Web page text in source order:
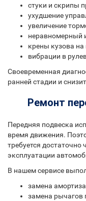
стуки и скрипы
ухудшение
увеличение
неравномерный
крены кузова на
вибрации в
Своевременная
ранней стадии и
Ремонт
Передняя подвеска
время движения.
требуется достаточно
эксплуатации
В нашем сервисе
замена
замена рычагов